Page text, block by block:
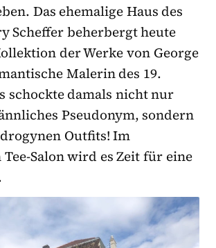
Das ehemalige Haus des
Scheffer beherbergt heute
der Werke von George
Malerin des 19.
schockte damals nicht nur
Pseudonym, sondern
Outfits! Im
Tee-Salon wird es Zeit für eine